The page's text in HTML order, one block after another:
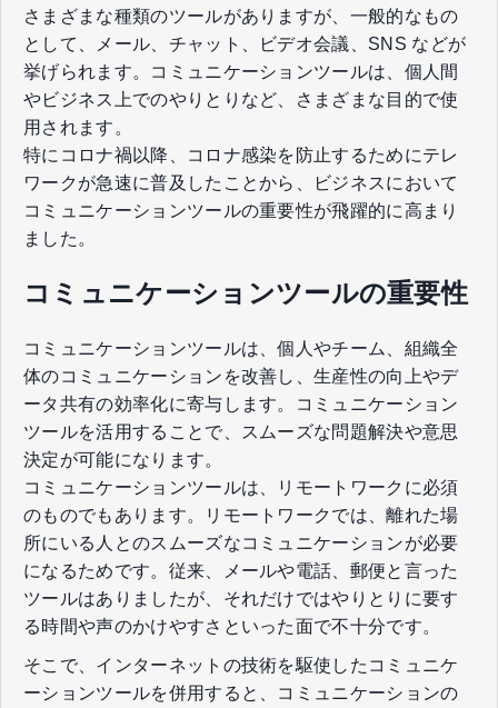
さまざまな種類のツールがありますが、一般的なもの
として、メール、チャット、ビデオ会議、SNS などが
挙げられます。コミュニケーションツールは、個人間
やビジネス上でのやりとりなど、さまざまな目的で使
用されます。
特にコロナ禍以降、コロナ感染を防止するためにテレ
ワークが急速に普及したことから、ビジネスにおいて
コミュニケーションツールの重要性が飛躍的に高まり
ました。
コミュニケーションツールの重要性
コミュニケーションツールは、個人やチーム、組織全
体のコミュニケーションを改善し、生産性の向上やデ
ータ共有の効率化に寄与します。コミュニケーション
ツールを活用することで、スムーズな問題解決や意思
決定が可能になります。
コミュニケーションツールは、リモートワークに必須
のものでもあります。リモートワークでは、離れた場
所にいる人とのスムーズなコミュニケーションが必要
になるためです。従来、メールや電話、郵便と言った
ツールはありましたが、それだけではやりとりに要す
る時間や声のかけやすさといった面で不十分です。
そこで、インターネットの技術を駆使したコミュニケ
ーションツールを併用すると、コミュニケーションの